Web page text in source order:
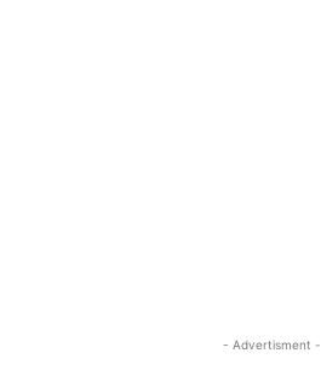
- Advertisment -